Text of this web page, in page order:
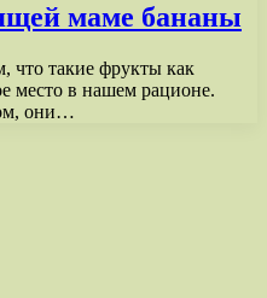
маме бананы
что такие фрукты как
место в нашем рационе.
они…